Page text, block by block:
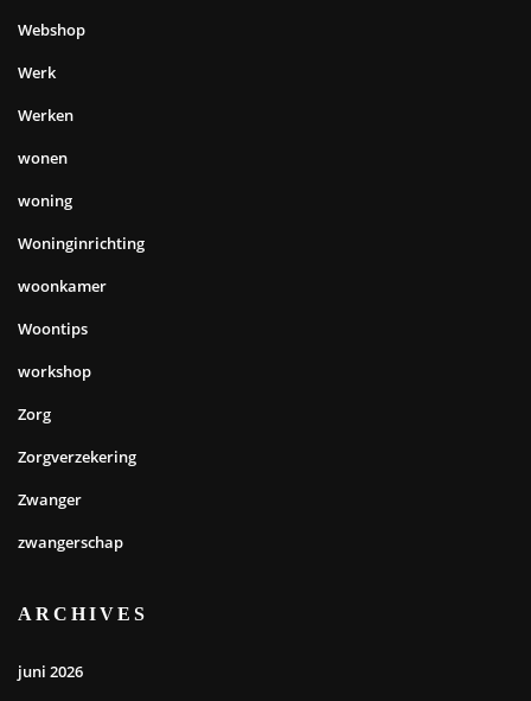
Webshop
Werk
Werken
wonen
woning
Woninginrichting
woonkamer
Woontips
workshop
Zorg
Zorgverzekering
Zwanger
zwangerschap
ARCHIVES
juni 2026